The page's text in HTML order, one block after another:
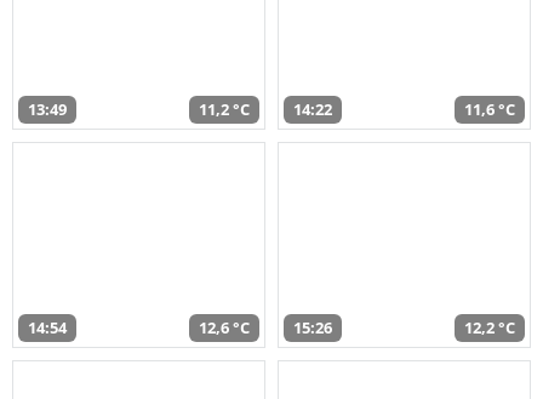
13:49 11,2 °C 14:22 11,6 °C
14:54 12,6 °C 15:26 12,2 °C